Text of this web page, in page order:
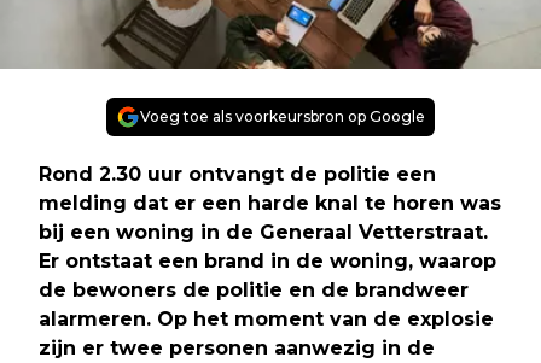
Voeg toe als voorkeursbron op Google
Rond 2.30 uur ontvangt de politie een
melding dat er een harde knal te horen was
bij een woning in de Generaal Vetterstraat.
Er ontstaat een brand in de woning, waarop
de bewoners de politie en de brandweer
alarmeren. Op het moment van de explosie
zijn er twee personen aanwezig in de